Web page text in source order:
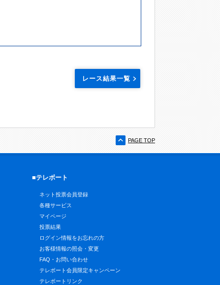
レース結果一覧
PAGE TOP
■テレボート
ネット投票会員登録
各種サービス
マイページ
投票結果
ログイン情報をお忘れの方
お客様情報の照会・変更
FAQ・お問い合わせ
テレボート会員限定キャンペーン
テレボートリンク